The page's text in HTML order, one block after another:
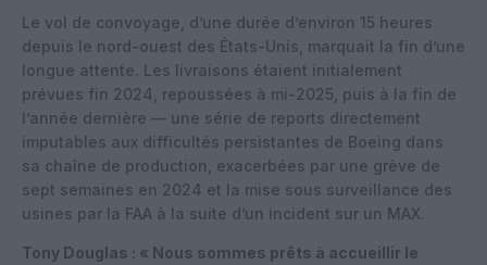
Le vol de convoyage, d’une durée d’environ 15 heures
depuis le nord-ouest des États-Unis, marquait la fin d’une
longue attente. Les livraisons étaient initialement
prévues fin 2024, repoussées à mi-2025, puis à la fin de
l’année dernière — une série de reports directement
imputables aux difficultés persistantes de Boeing dans
sa chaîne de production, exacerbées par une grève de
sept semaines en 2024 et la mise sous surveillance des
usines par la FAA à la suite d’un incident sur un MAX.
Tony Douglas : « Nous sommes prêts à accueillir le